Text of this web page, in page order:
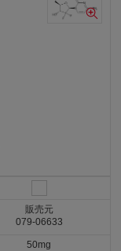
販売元
079-06633
50mg